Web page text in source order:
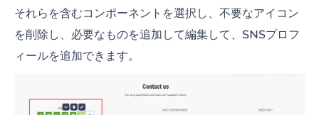
それらを含むコンポーネントを選択し、不要なアイコン
を削除し、必要なものを追加して編集して、SNSプロフ
ィールを追加できます。